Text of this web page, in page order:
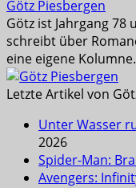
Götz Piesbergen
Götz ist Jahrgang 78
schreibt über
eine eigene
Letzte Artikel von
Unter Wasser
2026
Spider-Man:
Avengers: